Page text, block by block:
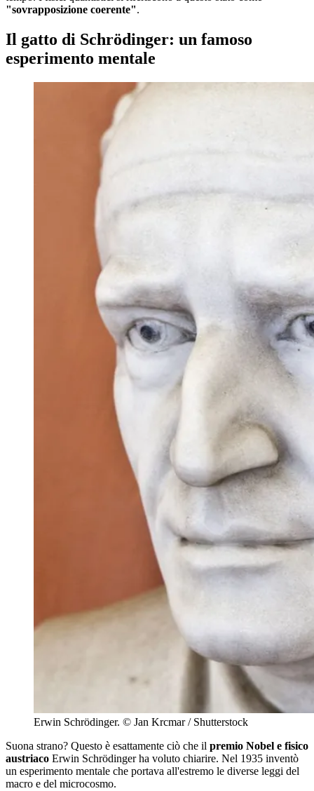
"sovrapposizione coerente".
Il gatto di Schrödinger: un famoso
esperimento mentale
Erwin Schrödinger. © Jan Krcmar / Shutterstock
Suona strano? Questo è esattamente ciò che il premio Nobel e fisico
austriaco Erwin Schrödinger ha voluto chiarire. Nel 1935 inventò
un esperimento mentale che portava all'estremo le diverse leggi del
macro e del microcosmo.